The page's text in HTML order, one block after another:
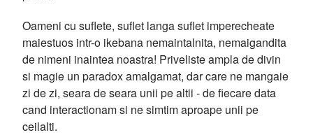
Oameni cu suflete, suflet langa suflet imperecheate
maiestuos intr-o ikebana nemaintalnita, nemaigandita
de nimeni inaintea noastra! Priveliste ampla de divin
si magie un paradox amalgamat, dar care ne mangaie
zi de zi, seara de seara unii pe altii - de fiecare data
cand interactionam si ne simtim aproape unii pe
ceilalti.